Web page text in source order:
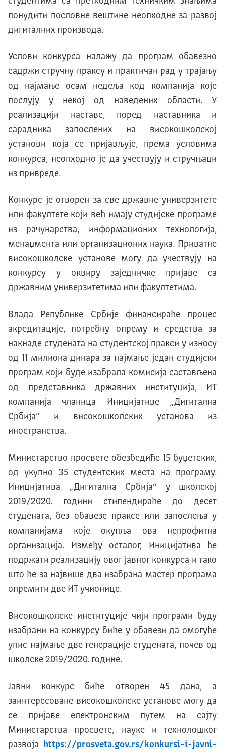
понудити пословне вештине неопходне за развој
дигиталних производа.
Услови конкурса налажу да програм обавезно
садржи стручну праксу и практичан рад у трајању
од најмање осам недеља код компанија које
послују у некој од наведених области. У
реализацији наставе, поред наставника и
сарадника запослених на високошколској
установи која се пријављује, према условима
конкурса, неопходно је да учествују и стручњаци
из привреде.
Конкурс је отворен за све државне универзитете
или факултете који већ имају студијске програме
из рачунарства, информaционих технологија,
менаџмента или организационих наука. Приватне
високошколске установе могу да учествују на
конкурсу у оквиру заједничке пријаве са
државним универзитетима или факултетима.
Влада Републике Србије финансираће процес
акредитације, потребну опрему и средства за
накнаде студената на студентској пракси у износу
од 11 милиона динара за најмање један студијски
програм који буде изабрала комисија састављена
од представника државних институција, ИТ
компанија чланица Иницијативе „Дигитална
Србија“ и високошколских установа из
иностранства.
Министарство просвете обезбедиће 15 буџетских,
од укупно 35 студентских места на програму.
Иницијатива „Дигитална Србија“ у школској
2019/2020. години стипендираће до десет
студената, без обавезе праксе или запослења у
компанијама које окупља ова непрофитна
организација. Између осталог, Иницијатива ће
подржати реализацију овог јавног конкурса и тако
што ће за највише два изабрана мастер програма
опремити две ИТ учионице.
Високошколске институције чији програми буду
изабрани на конкурсу биће у обавези да омогуће
упис најмање две генерације студената, почев од
школске 2019/2020. године.
Јавни конкурс биће отворен 45 дана, а
заинтересоване високошколске установе могу да
се пријаве електронским путем на сајту
Министарства просвете, науке и технолошког
развоја
https://prosveta.gov.rs/konkursi-i-javni-